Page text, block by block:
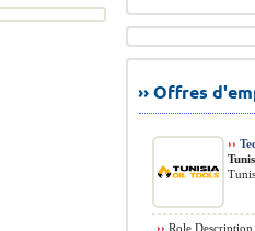
›› Offres
››
›› Role